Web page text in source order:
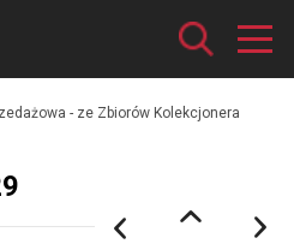
- ze Zbiorów Kolekcjonera